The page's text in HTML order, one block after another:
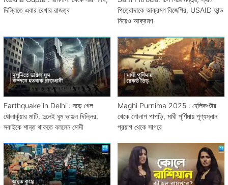
দিল্লিতে এবার রেখার রাজত্ব
পিত্রোদাকে আক্রমণ বিজেপির, USAID ফান্ড
নিয়েও আক্রমণ
Earthquake in Delhi : নড়ে গেল
ধৌলাকুঁয়ার মাটি, দুলেই ঘুম ভাঙল দিল্লির,
সবাইকে শান্ত থাকতে বললেন মোদী
Maghi Purnima 2025 : হেলিকপ্টার
থেকে গোলাপ পাপড়ি, মাঘী পূর্ণিমায় পূণ্যস্নান
প্রয়াগ থেকে সাগরে